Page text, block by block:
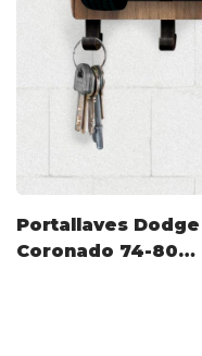
Portallaves Dodge
Coronado 74-80